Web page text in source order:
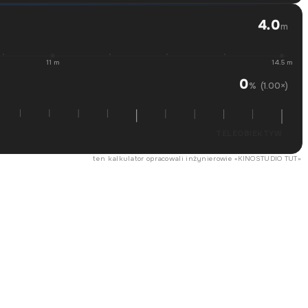
4.0m
11 m 14.5 m
0% (1.00×)
ten kalkulator opracowali inżynierowie «KINOSTUDIO TUT»